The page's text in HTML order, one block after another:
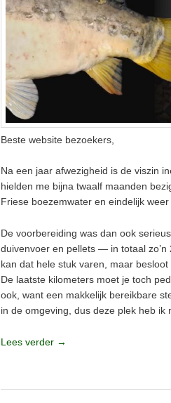
Beste website bezoekers,
Na een jaar afwezigheid is de viszin
hielden me bijna twaalf maanden
Friese boezemwater en eindelijk
De voorbereiding was dan ook
duivenvoer en pellets — in totaal
kan dat hele stuk varen, maar
De laatste kilometers moet je toch
ook, want een makkelijk bereikbare
in de omgeving, dus deze plek heb ik
Lees verder →